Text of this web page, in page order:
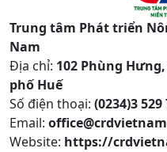
Trung tâm Phát triển
Nam
Địa chỉ: 102 Phùng
phố Huế
Số điện thoại: (0234)3 529
Email:
Website: https://